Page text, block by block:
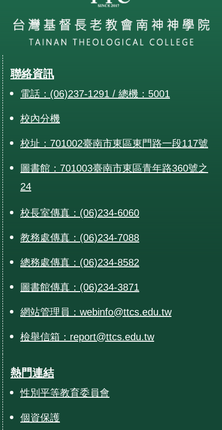
聯絡資訊
電話：(06)237-1291 / 總機：5001
校內分機
校址：701002臺南市東區東門路一段117號
圖書館：701003臺南市東區青年路360號之
24
校長室傳真：(06)234-6060
教務處傳真：(06)234-7088
總務處傳真：(06)234-8582
圖書館傳真：(06)234-3871
網站管理員：webinfo@ttcs.edu.tw
檢舉信箱：report@ttcs.edu.tw
熱門連結
性別平等教育委員會
個資保護